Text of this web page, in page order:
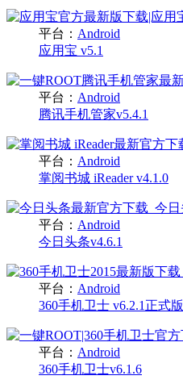
平台： Android
应用宝 v5.1
平台： Android
腾讯手机管家v5.4.1
平台： Android
掌阅书城 iReader v4.1.0
平台： Android
今日头条v4.6.1
平台： Android
360手机卫士 v6.2.1正式版
平台： Android
360手机卫士v6.1.6